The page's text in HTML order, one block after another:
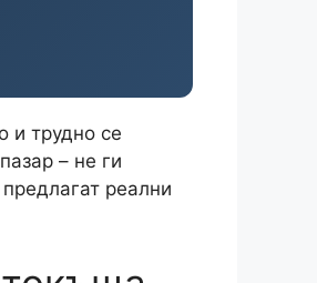
и трудно се
– не ги
реални